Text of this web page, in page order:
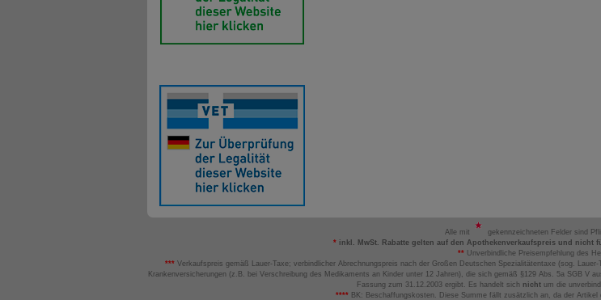
Alle mit
gekennzeichneten Felder sind
* inkl. MwSt. Rabatte gelten auf den Apothekenverkaufspreis und nicht
**Unverbindliche Preisempfehlung des
*** Verkaufspreis gemäß Lauer-Taxe; verbindlicher Abrechnungspreis nach der Großen Deutschen Spezialitätentaxe (sog.
Krankenversicherungen (z.B. bei Verschreibung des Medikaments an Kinder unter 12 Jahren), die sich gemäß §129 Abs. 5a SGB V
Fassung zum 31.12.2003 ergibt. Es handelt sich nicht um die
**** BK: Beschaffungskosten. Diese Summe fällt zusätzlich an, da der